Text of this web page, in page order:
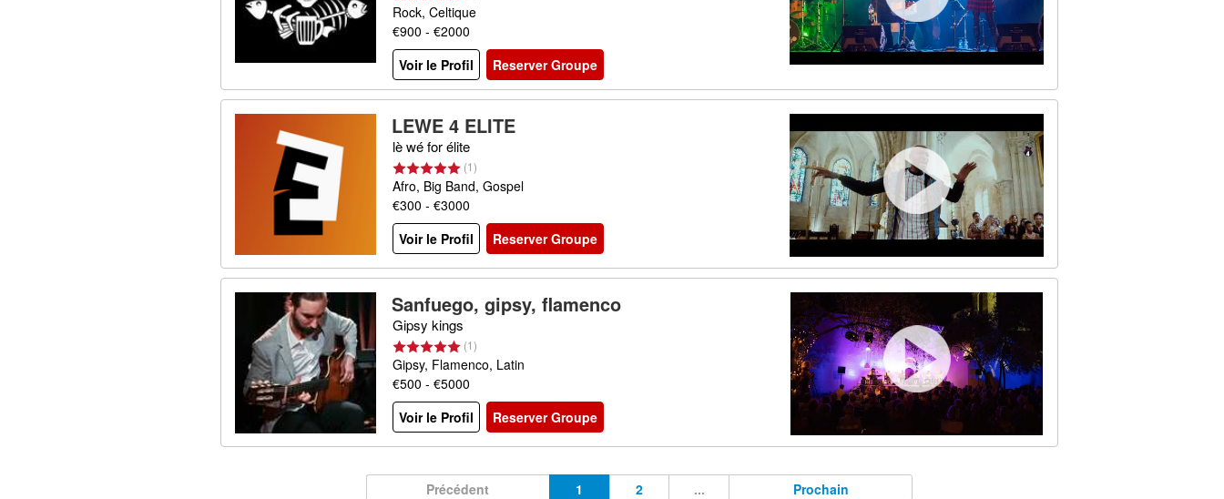
Rock, Celtique
€900 - €2000
Voir le Profil
Reserver Groupe
LEWE 4 ELITE
lè wé for élite
(1)
Afro, Big Band, Gospel
€300 - €3000
Voir le Profil
Reserver Groupe
Sanfuego, gipsy, flamenco
Gipsy kings
(1)
Gipsy, Flamenco, Latin
€500 - €5000
Voir le Profil
Reserver Groupe
Précédent 1 2 ... Prochain